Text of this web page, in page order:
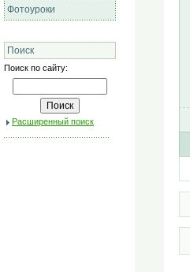
Фотоуроки
Поиск
Поиск по сайту:
Расширенный поиск